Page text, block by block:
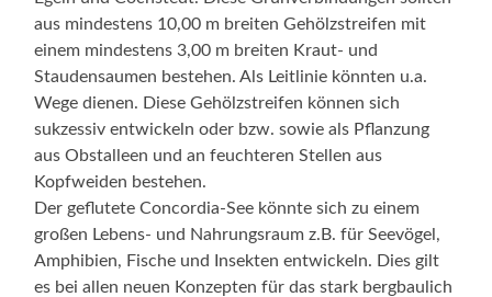
aus mindestens 10,00 m breiten Gehölzstreifen mit
einem mindestens 3,00 m breiten Kraut- und
Staudensaumen bestehen. Als Leitlinie könnten u.a.
Wege dienen. Diese Gehölzstreifen können sich
sukzessiv entwickeln oder bzw. sowie als Pflanzung
aus Obstalleen und an feuchteren Stellen aus
Kopfweiden bestehen.
Der geflutete Concordia-See könnte sich zu einem
großen Lebens- und Nahrungsraum z.B. für Seevögel,
Amphibien, Fische und Insekten entwickeln. Dies gilt
es bei allen neuen Konzepten für das stark bergbaulich